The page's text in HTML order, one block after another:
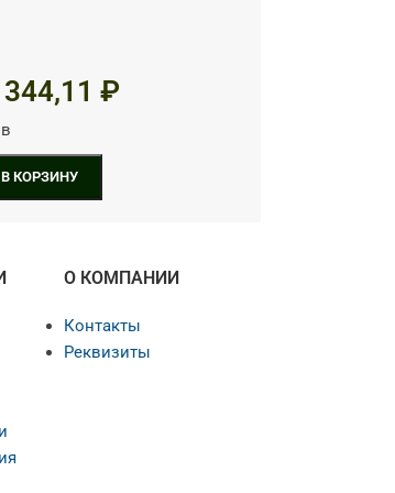
344,11 ₽
КОРЗИНУ
О КОМПАНИИ
Контакты
Реквизиты